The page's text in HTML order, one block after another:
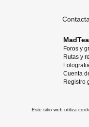
Foros y
Rutas y
Cuenta
Registro
Este sitio web utiliza